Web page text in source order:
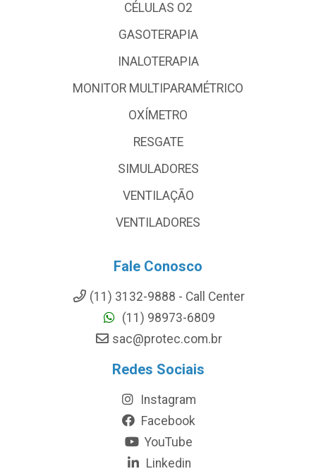
CÉLULAS O2
GASOTERAPIA
INALOTERAPIA
MONITOR MULTIPARAMÉTRICO
OXÍMETRO
RESGATE
SIMULADORES
VENTILAÇÃO
VENTILADORES
Fale Conosco
(11) 3132-9888 - Call Center
(11) 98973-6809
sac@protec.com.br
Redes Sociais
Instagram
Facebook
YouTube
Linkedin